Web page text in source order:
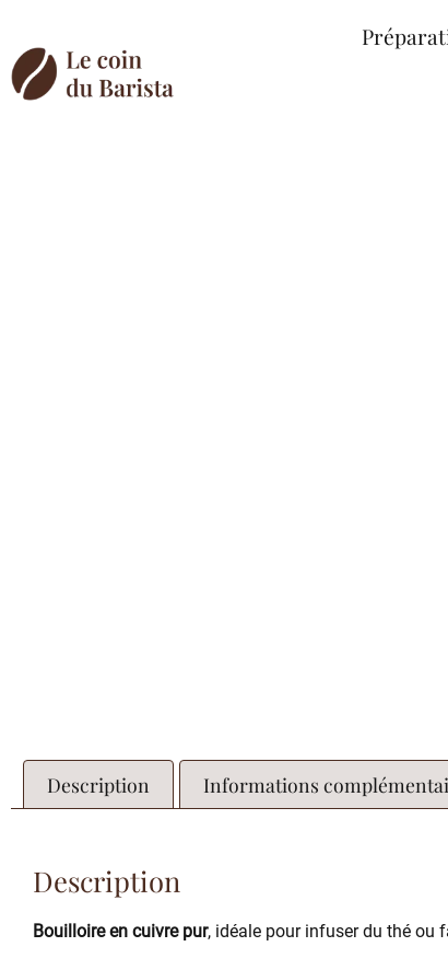
Description Informations
Description
Bouilloire en cuivre pur, idéale pour infuser du thé ou